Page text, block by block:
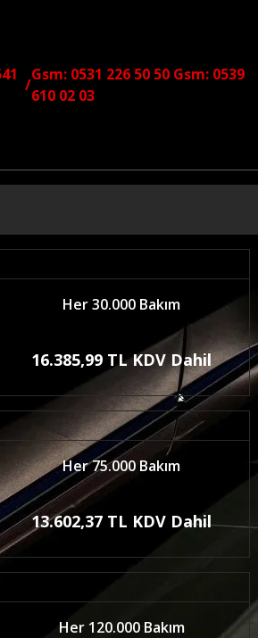
/
Gsm: 0531 226 50 50 Gsm: 0539
610 02 03
Her 30.000 Bakım
16.385,99 TL KDV Dahil
Her 75.000 Bakım
13.602,37 TL KDV Dahil
Her 120.000 Bakım